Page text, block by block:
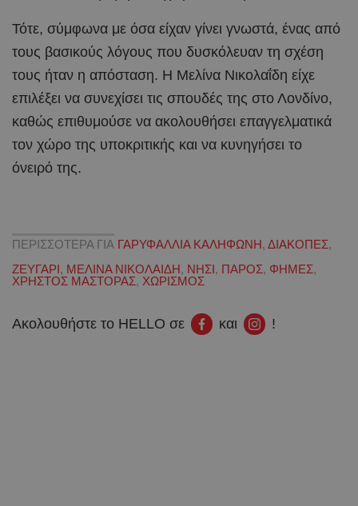
Τότε, σύμφωνα με όσα είχαν γίνει γνωστά, ένας από
τους βασικούς λόγους που δυσκόλευαν τη σχέση
τους ήταν η απόσταση. Η Μελίνα Νικολαΐδη είχε
επιλέξει να συνεχίσει τις σπουδές της στο Λονδίνο,
καθώς επιθυμούσε να ακολουθήσει επαγγελματικά
τον χώρο της υποκριτικής και να κυνηγήσει το
όνειρό της.
ΠΕΡΙΣΣΟΤΕΡΑ ΓΙΑ ΓΑΡΥΦΑΛΛΙΑ ΚΑΛΗΦΩΝΗ, ΔΙΑΚΟΠΕΣ,
ΖΕΥΓΑΡΙ, ΜΕΛΙΝΑ ΝΙΚΟΛΑΙΔΗ, ΝΗΣΙ, ΠΑΡΟΣ, ΦΗΜΕΣ,
ΧΡΗΣΤΟΣ ΜΑΣΤΟΡΑΣ, ΧΩΡΙΣΜΟΣ
Ακολουθήστε το HELLO σε και !